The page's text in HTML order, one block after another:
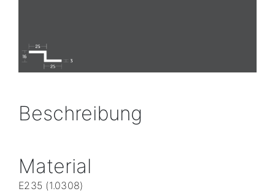
Beschreibung
Material
E235 (1.0308)